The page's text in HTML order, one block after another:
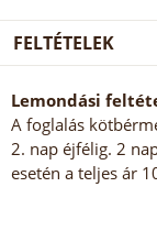
FELTÉTELEK
Lemondási
A foglalás
2. nap éjfélig. 2
esetén a teljes ár